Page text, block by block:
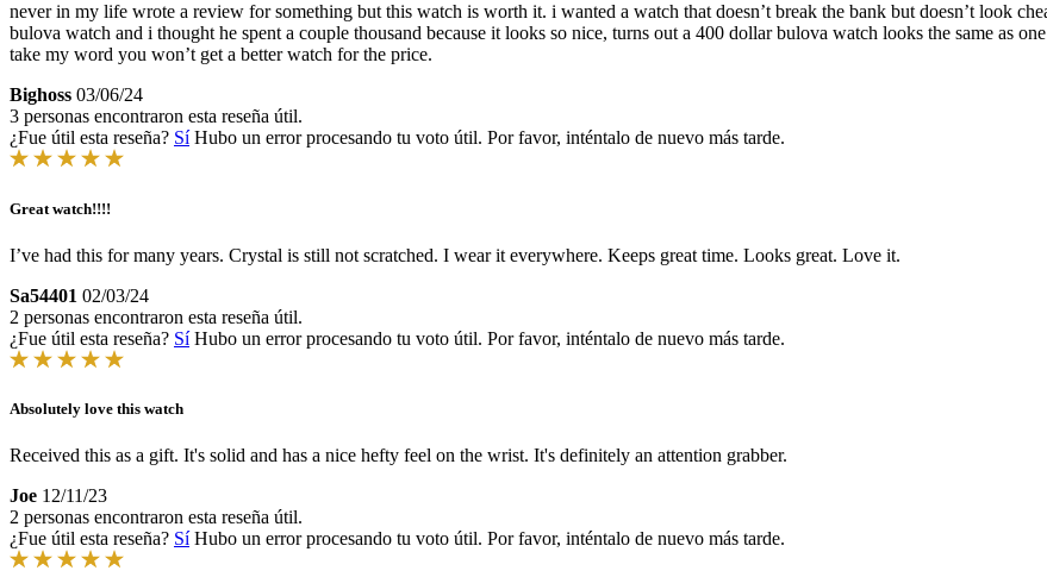
never in my life wrote a review for something but this watch is worth it. i wanted a watch that doesn’t break the bank but doesn’t look
bulova watch and i thought he spent a couple thousand because it looks so nice, turns out a 400 dollar bulova watch looks the same as
take my word you won’t get a better watch for the price.
Bighoss 03/06/24
3 personas encontraron esta reseña útil.
¿Fue útil esta reseña? Sí Hubo un error procesando tu voto útil. Por favor, inténtalo de nuevo más tarde.
Great watch!!!!
I’ve had this for many years. Crystal is still not scratched. I wear it everywhere. Keeps great time. Looks great. Love it.
Sa54401 02/03/24
2 personas encontraron esta reseña útil.
¿Fue útil esta reseña? Sí Hubo un error procesando tu voto útil. Por favor, inténtalo de nuevo más tarde.
Absolutely love this watch
Received this as a gift. It's solid and has a nice hefty feel on the wrist. It's definitely an attention grabber.
Joe 12/11/23
2 personas encontraron esta reseña útil.
¿Fue útil esta reseña? Sí Hubo un error procesando tu voto útil. Por favor, inténtalo de nuevo más tarde.